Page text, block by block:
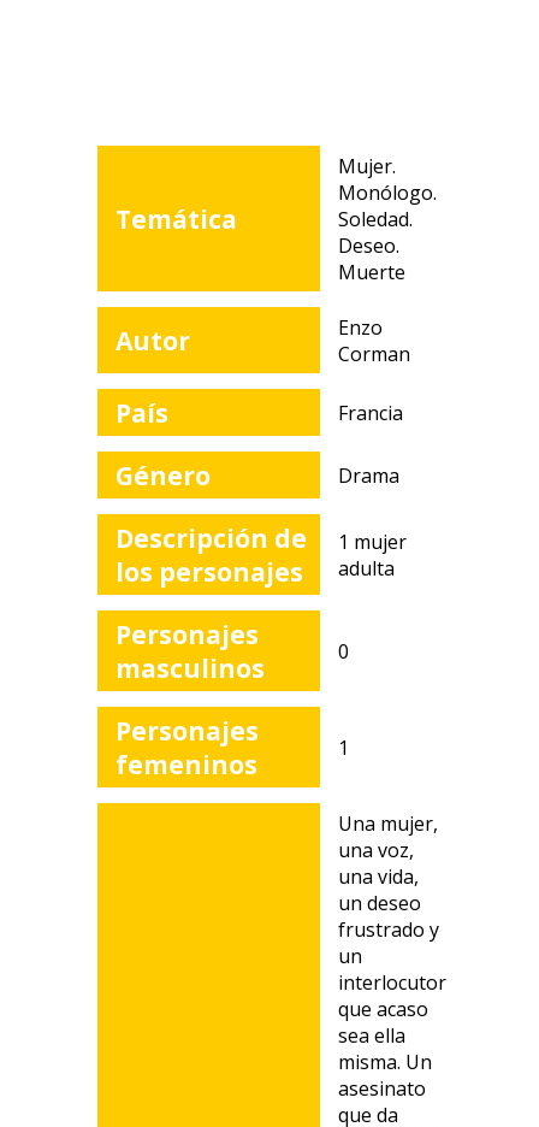
Temática
Mujer.
Monólogo.
Soledad.
Deseo.
Muerte
Autor
Enzo
Corman
País Francia
Género Drama
Descripción de
los personajes
1 mujer
adulta
Personajes
masculinos
0
Personajes
femeninos
1
Una mujer,
una voz,
una vida,
un deseo
frustrado y
un
interlocutor
que acaso
sea ella
misma. Un
asesinato
que da